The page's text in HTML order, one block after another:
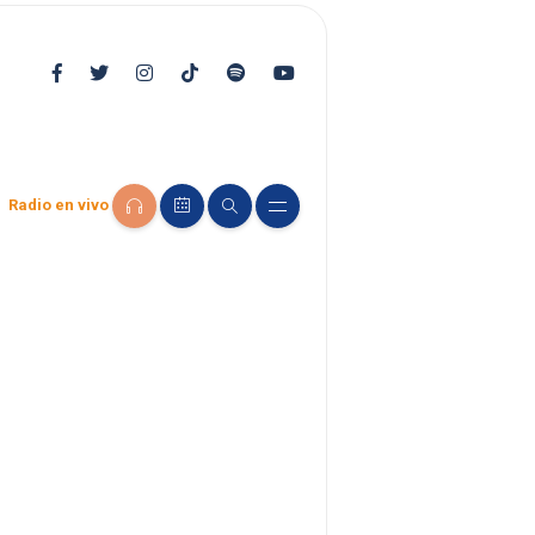
Radio en vivo